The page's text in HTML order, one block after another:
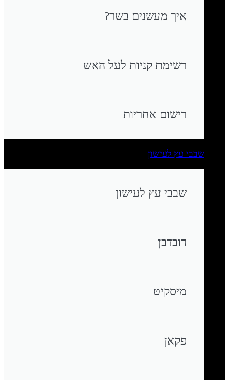
איך מעשנים בשר?
רשימת קניות לעל האש
רישום אחריות
שבבי עץ לעישון
שבבי עץ לעישון
דובדבן
מיסקיט
פקאן